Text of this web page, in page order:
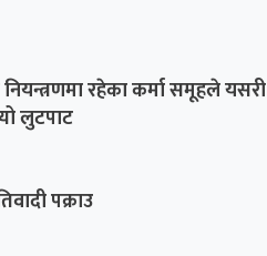
नियन्त्रणमा रहेका कर्मा समूहले यसरी
लुटपाट
पक्राउ